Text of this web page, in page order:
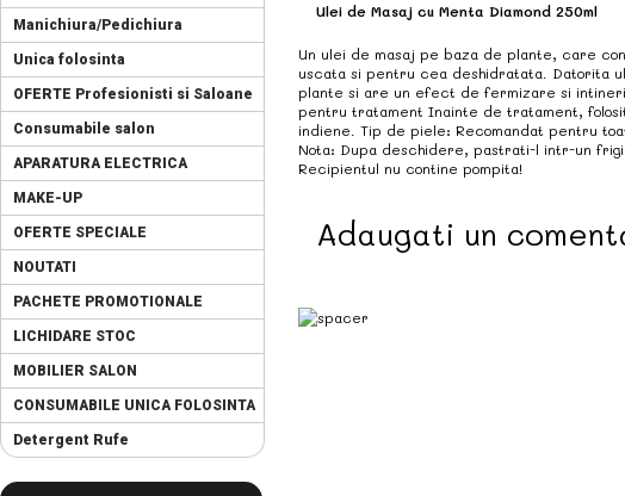
Manichiura/Pedichiura
Unica folosinta
OFERTE Profesionisti si Saloane
Consumabile salon
APARATURA ELECTRICA
MAKE-UP
OFERTE SPECIALE
NOUTATI
PACHETE PROMOTIONALE
LICHIDARE STOC
MOBILIER SALON
CONSUMABILE UNICA FOLOSINTA
Detergent Rufe
Ulei de Masaj cu Menta Diamond 250ml
Un ulei de masaj pe baza de plante, care
uscata si pentru cea deshidratata. Datorita
plante si are un efect de fermizare si
pentru tratament Inainte de tratament,
indiene. Tip de piele: Recomandat pentru
Nota: Dupa deschidere, pastrati-l intr-un
Recipientul nu contine pompita!
Adaugati un